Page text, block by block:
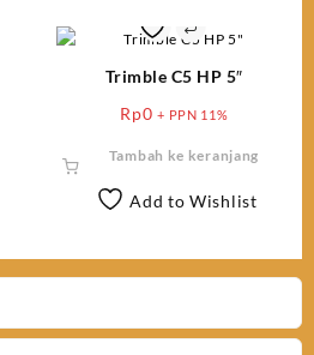
Trimble C5 HP 5″
Rp0 + PPN 11%
Tambah ke keranjang
Add to Wishlist